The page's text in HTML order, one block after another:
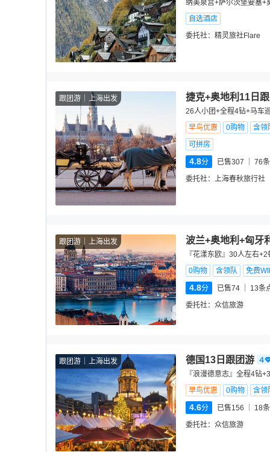
纳美泉宫+萨尔茨堡要塞+
自选酒店
委托社： 精灵旅社Flare
跟团游 上海出发 捷克+奥地利11日
26人小团+全程4钻+马车
早鸟优惠
0购物
含领
可拼房
4.8分 已售307 76
委托社： 上海春秋旅行社
跟团游 上海出发 波兰+奥地利+匈牙
『花漾东欧』30人左右
0购物
含领队 免费
4.8分 已售74 13条
委托社： 众信旅游
跟团游 上海出发 德国13日跟团游
『浪漫德意志』全程4钻
早鸟优惠
0购物 含领
4.6分 已售156 18
委托社： 众信旅游